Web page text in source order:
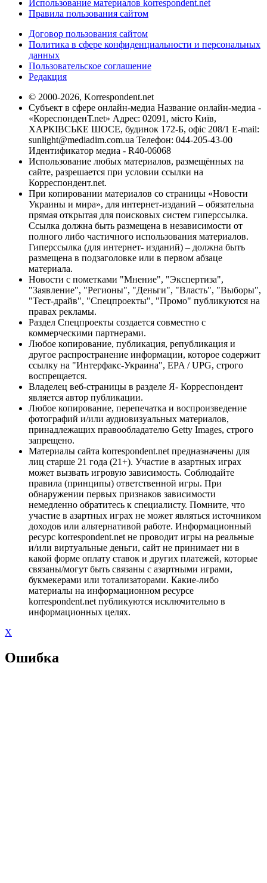
Использование материалов korrespondent.net
Правила пользования сайтом
Договор пользования сайтом
Политика в сфере конфиденциальности и персональных
данных
Пользовательское соглашение
Редакция
© 2000-2026, Korrespondent.net
Субъект в сфере онлайн-медиа Название онлайн-медиа -
«КореспонденТ.net» Адрес: 02091, місто Київ,
ХАРКІВСЬКЕ ШОСЕ, будинок 172-Б, офіс 208/1 E-mail:
sunlight@mediadim.com.ua Телефон: 044-205-43-00
Идентификатор медиа - R40-06068
Использование любых материалов, размещённых на
сайте, разрешается при условии ссылки на
Корреспондент.net.
При копировании материалов со страницы «Новости
Украины и мира», для интернет-изданий – обязательна
прямая открытая для поисковых систем гиперссылка.
Ссылка должна быть размещена в независимости от
полного либо частичного использования материалов.
Гиперссылка (для интернет- изданий) – должна быть
размещена в подзаголовке или в первом абзаце
материала.
Новости с пометками "Мнение", "Экспертиза",
"Заявление", "Регионы", "Деньги", "Власть", "Выборы",
"Тест-драйв", "Спецпроекты", "Промо" публикуются на
правах рекламы.
Раздел Спецпроекты создается совместно с
коммерческими партнерами.
Любое копирование, публикация, републикация и
другое распространение информации, которое содержит
ссылку на "Интерфакс-Украина", EPA / UPG, строго
воспрещается.
Владелец веб-страницы в разделе Я- Корреспондент
является автор публикации.
Любое копирование, перепечатка и воспроизведение
фотографий и/или аудиовизуальных материалов,
принадлежащих правообладателю Getty Images, строго
запрещено.
Материалы сайта korrespondent.net предназначены для
лиц старше 21 года (21+). Участие в азартных играх
может вызвать игровую зависимость. Соблюдайте
правила (принципы) ответственной игры. При
обнаружении первых признаков зависимости
немедленно обратитесь к специалисту. Помните, что
участие в азартных играх не может являться источником
доходов или альтернативой работе. Информационный
ресурс korrespondent.net не проводит игры на реальные
и/или виртуальные деньги, сайт не принимает ни в
какой форме оплату ставок и других платежей, которые
связаны/могут быть связаны с азартными играми,
букмекерами или тотализаторами. Какие-либо
материалы на информационном ресурсе
korrespondent.net публикуются исключительно в
информационных целях.
X
Ошибка